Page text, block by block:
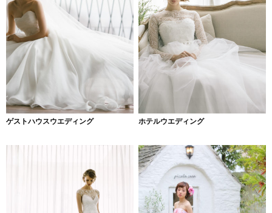
ゲストハウスウエディング ホテルウエディング